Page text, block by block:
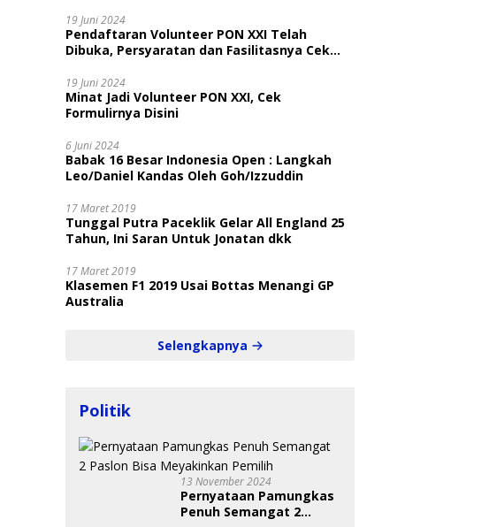
19 Juni 2024
Pendaftaran Volunteer PON XXI Telah
Dibuka, Persyaratan dan Fasilitasnya Cek
19 Juni 2024
Minat Jadi Volunteer PON XXI, Cek
Formulirnya Disini
6 Juni 2024
Babak 16 Besar Indonesia Open : Langkah
Leo/Daniel Kandas Oleh Goh/Izzuddin
17 Maret 2019
Tunggal Putra Paceklik Gelar All England 25
Tahun, Ini Saran Untuk Jonatan dkk
17 Maret 2019
Klasemen F1 2019 Usai Bottas Menangi GP
Australia
Selengkapnya
Politik
13 November 2024
Pernyataan Pamungkas
Penuh Semangat 2